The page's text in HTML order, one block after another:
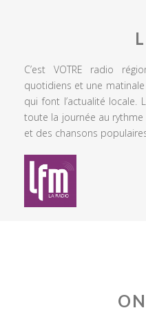
C’est VOTRE radio
quotidiens et une
qui font l’actualité locale.
toute la journée au rythme
et des chansons populaires